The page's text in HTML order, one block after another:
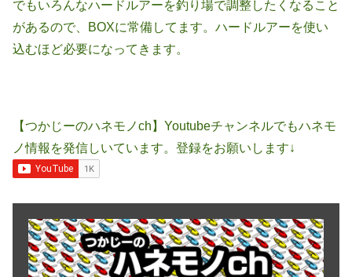
でもいろんなハードルアーを釣り場で調整したくなること
があるので、BOXに常備してます。ハードルアーを使い
込むほど必要になってきます。
【つかじーのハネモノch】Youtubeチャンネルでもハネモ
ノ情報を発信しいています。登録をお願いします↓